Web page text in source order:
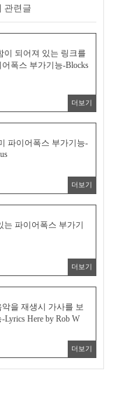
관련글
이 되어져 있는 링크를
폭스 부가기능-Blocks
더보기
파이어폭스 부가기능-
더보기
는 파이어폭스 부가기
더보기
을 재생시 가사를 보
Here by Rob W
더보기